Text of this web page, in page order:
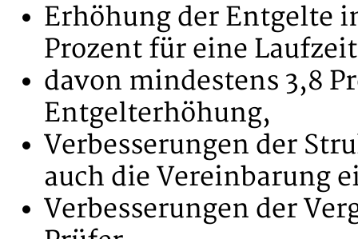
Erhöhung der Entgelte
Prozent für eine
davon mindestens 3,8
Entgelterhöhung,
Verbesserungen der
auch die Vereinbarung
Verbesserungen der